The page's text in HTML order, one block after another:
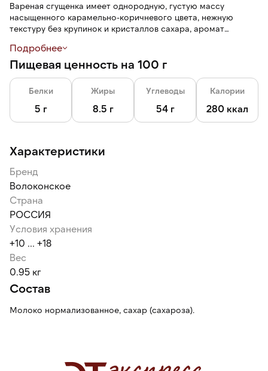
Вареная сгущенка имеет однородную, густую массу
насыщенного карамельно-коричневого цвета, нежную
текстуру без крупинок и кристаллов сахара, аромат
не растекается, но при этом остается достаточно мягкой и
пластичной для смешивания с другими ингредиентами.
Подробнее
Пищевая ценность на 100 г
Белки
5 г
Жиры
8.5 г
Углеводы
54 г
Калории
280 ккал
Характеристики
Бренд
Волоконское
Страна
РОССИЯ
Условия хранения
+10 ... +18
Вес
0.95 кг
Состав
Молоко нормализованное, сахар (сахароза).